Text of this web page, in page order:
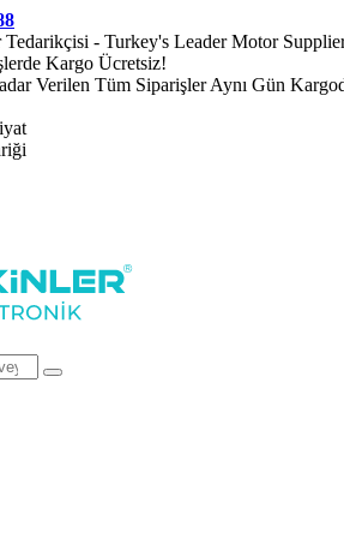
- Turkey's Leader Motor
Kargo Ücretsiz!
Verilen Tüm Siparişler Aynı Gün